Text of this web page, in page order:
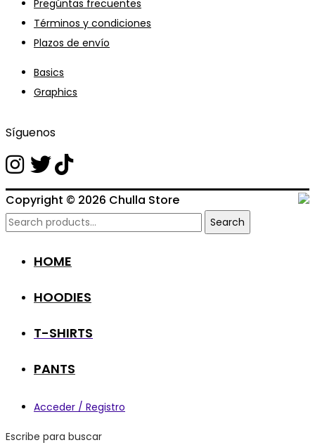
Pregúntas frecuentes
Términos y condiciones
Plazos de envío
Basics
Graphics
Síguenos
Copyright © 2026 Chulla Store
Search
Search
HOME
HOODIES
T-SHIRTS
PANTS
Acceder / Registro
Escribe para buscar